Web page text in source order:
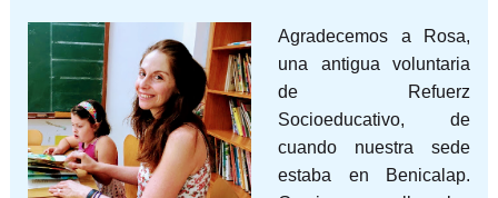
Agradecemos a Rosa,
una antigua voluntaria
de Refuerz
Socioeducativo, de
cuando nuestra sede
estaba en Benicalap.